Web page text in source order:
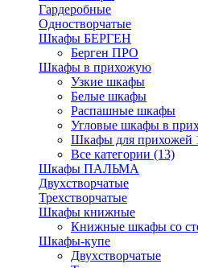
Гардеробные
Одностворчатые
Шкафы БЕРГЕН
Берген ПРО
Шкафы в прихожую
Узкие шкафы
Белые шкафы
Распашные шкафы
Угловые шкафы в
Шкафы для прихожей
Все категории (13)
Шкафы ПАЛЬМА
Двухстворчатые
Трехстворчатые
Шкафы книжные
Книжные шкафы со
Шкафы-купе
Двухстворчатые